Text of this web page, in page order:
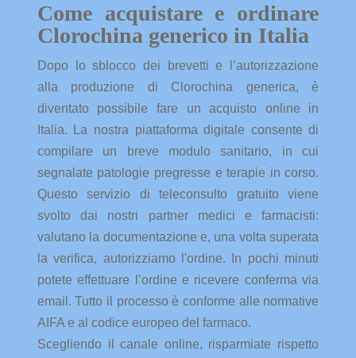
Come acquistare e ordinare
Clorochina generico in Italia
Dopo lo sblocco dei brevetti e l’autorizzazione
alla produzione di Clorochina generica, è
diventato possibile fare un acquisto online in
Italia. La nostra piattaforma digitale consente di
compilare un breve modulo sanitario, in cui
segnalate patologie pregresse e terapie in corso.
Questo servizio di teleconsulto gratuito viene
svolto dai nostri partner medici e farmacisti:
valutano la documentazione e, una volta superata
la verifica, autorizziamo l'ordine. In pochi minuti
potete effettuare l’ordine e ricevere conferma via
email. Tutto il processo è conforme alle normative
AIFA e al codice europeo del farmaco.
Scegliendo il canale online, risparmiate rispetto